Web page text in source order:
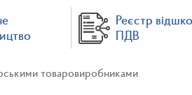
Реєстр
ПДВ
товаровиробниками